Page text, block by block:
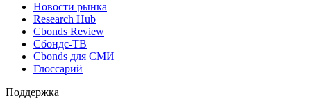
Новости рынка
Research Hub
Cbonds Review
Сбондс-ТВ
Cbonds для СМИ
Глоссарий
Поддержка